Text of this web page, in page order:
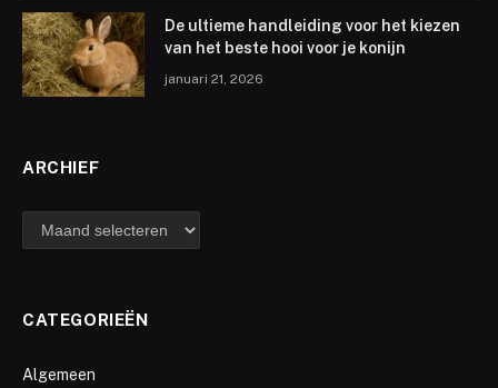
De ultieme handleiding voor het kiezen
van het beste hooi voor je konijn
januari 21, 2026
ARCHIEF
archief
CATEGORIEËN
Algemeen